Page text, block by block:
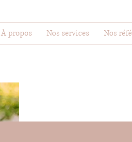
À propos Nos services Nos